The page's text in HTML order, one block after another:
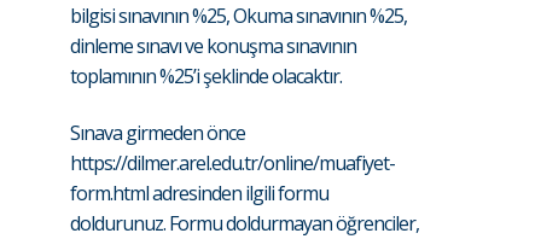
bilgisi sınavının %25, Okuma sınavının %25,
dinleme sınavı ve konuşma sınavının
toplamının %25’i şeklinde olacaktır.
Sınava girmeden önce
https://dilmer.arel.edu.tr/online/muafiyet-
form.htmladresinden ilgili formu
doldurunuz. Formu doldurmayan öğrenciler,